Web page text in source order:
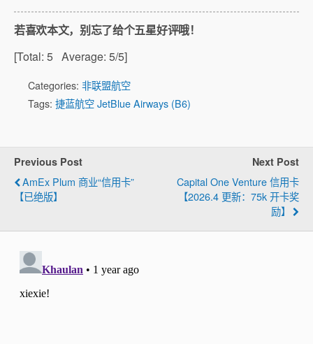
若喜欢本文，别忘了给个五星好评哦！
[Total: 5 Average: 5/5]
Categories: 非联盟航空
Tags: 捷蓝航空 JetBlue Airways (B6)
Previous Post
AmEx Plum 商业“信用卡”
【已绝版】
Next Post
Capital One Venture 信用卡
【2026.4 更新：75k 开卡奖
励】